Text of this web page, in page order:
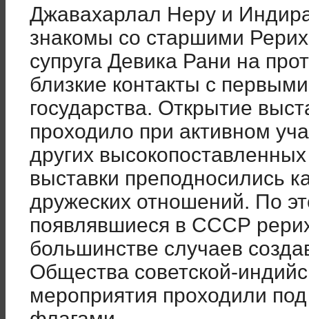
Джавахарлал Неру и
знакомы со старшими
супруга Девика Рани на
близкие контакты с
государства. Открытие
проходило при активном
других
выставки преподносились
дружеских отношений. По
появлявшиеся в СССР
большинстве случаев
Общества советской-
мероприятия проходили